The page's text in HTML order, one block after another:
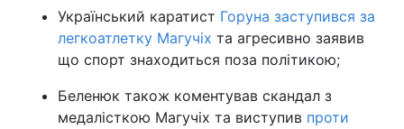
Український каратист Горуна заступився за
легкоатлетку Магучіх та агресивно заявив
що спорт знаходиться поза політикою;
Беленюк також коментував скандал з
медалісткою Магучіх та виступив проти